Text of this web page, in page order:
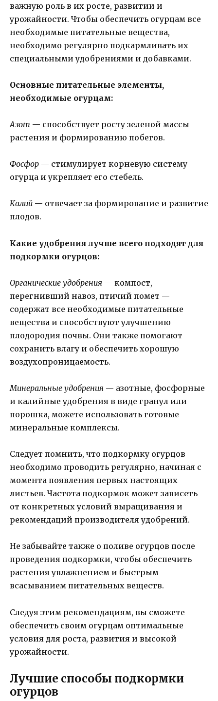
важную роль в их росте, развитии и
урожайности. Чтобы обеспечить огурцам все
необходимые питательные вещества,
необходимо регулярно подкармливать их
специальными удобрениями и добавками.
Основные питательные элементы,
необходимые огурцам:
Азот — способствует росту зеленой массы
растения и формированию побегов.
Фосфор — стимулирует корневую систему
огурца и укрепляет его стебель.
Калий — отвечает за формирование и развитие
плодов.
Какие удобрения лучше всего подходят для
подкормки огурцов:
Органические удобрения — компост,
перегнивший навоз, птичий помет —
содержат все необходимые питательные
вещества и способствуют улучшению
плодородия почвы. Они также помогают
сохранить влагу и обеспечить хорошую
воздухопроницаемость.
Минеральные удобрения — азотные, фосфорные
и калийные удобрения в виде гранул или
порошка, можете использовать готовые
минеральные комплексы.
Следует помнить, что подкормку огурцов
необходимо проводить регулярно, начиная с
момента появления первых настоящих
листьев. Частота подкормок может зависеть
от конкретных условий выращивания и
рекомендаций производителя удобрений.
Не забывайте также о поливе огурцов после
проведения подкормки, чтобы обеспечить
растения увлажнением и быстрым
всасыванием питательных веществ.
Следуя этим рекомендациям, вы сможете
обеспечить своим огурцам оптимальные
условия для роста, развития и высокой
урожайности.
Лучшие способы подкормки
огурцов